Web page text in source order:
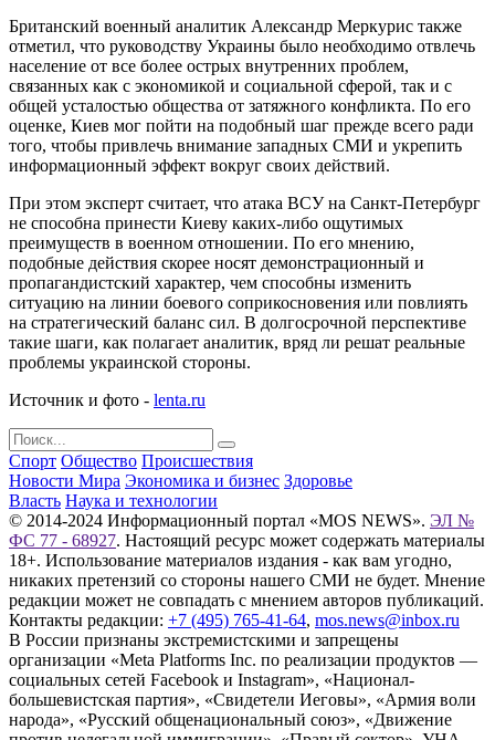
Британский военный аналитик Александр Меркурис также
отметил, что руководству Украины было необходимо отвлечь
население от все более острых внутренних проблем,
связанных как с экономикой и социальной сферой, так и с
общей усталостью общества от затяжного конфликта. По его
оценке, Киев мог пойти на подобный шаг прежде всего ради
того, чтобы привлечь внимание западных СМИ и укрепить
информационный эффект вокруг своих действий.
При этом эксперт считает, что атака ВСУ на Санкт-Петербург
не способна принести Киеву каких-либо ощутимых
преимуществ в военном отношении. По его мнению,
подобные действия скорее носят демонстрационный и
пропагандистский характер, чем способны изменить
ситуацию на линии боевого соприкосновения или повлиять
на стратегический баланс сил. В долгосрочной перспективе
такие шаги, как полагает аналитик, вряд ли решат реальные
проблемы украинской стороны.
Источник и фото - lenta.ru
Спорт Общество Происшествия
Новости Мира Экономика и бизнес Здоровье
Власть Наука и технологии
© 2014-2024 Информационный портал «MOS NEWS». ЭЛ №
ФС 77 - 68927. Настоящий ресурс может содержать материалы
18+. Использование материалов издания - как вам угодно,
никаких претензий со стороны нашего СМИ не будет. Мнение
редакции может не совпадать с мнением авторов публикаций.
Контакты редакции: +7 (495) 765-41-64, mos.news@inbox.ru
В России признаны экстремистскими и запрещены
организации «Meta Platforms Inc. по реализации продуктов —
социальных сетей Facebook и Instagram», «Национал-
большевистская партия», «Свидетели Иеговы», «Армия воли
народа», «Русский общенациональный союз», «Движение